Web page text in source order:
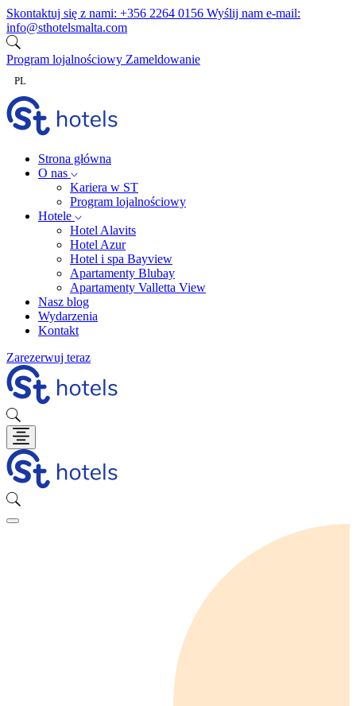
Przejdź do treści
Skontaktuj się z nami: +356 2264 0156 Wyślij nam e-mail:
info@sthotelsmalta.com
Program lojalnościowy Zameldowanie
PL
Strona główna
O nas
Kariera w ST
Program lojalnościowy
Hotele
Hotel Alavits
Hotel Azur
Hotel i spa Bayview
Apartamenty Blubay
Apartamenty Valletta View
Nasz blog
Wydarzenia
Kontakt
Zarezerwuj teraz